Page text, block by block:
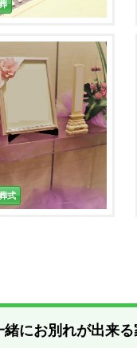
式
緒にお別れが出来